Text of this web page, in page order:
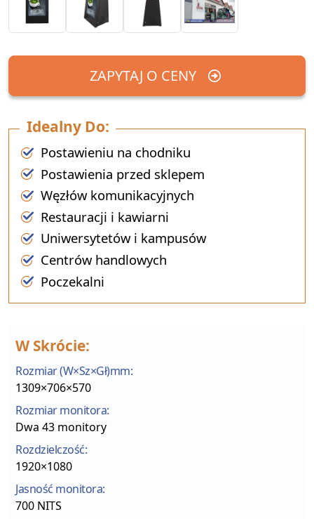
ZAPYTAJ O CENY
Idealny Do:
Postawieniu na chodniku
Postawienia przed sklepem
Węzłów komunikacyjnych
Restauracji i kawiarni
Uniwersytetów i kampusów
Centrów handlowych
Poczekalni
W Skrócie:
Rozmiar (W×Sz×Gł)mm:
1309×706×570
Rozmiar monitora:
Dwa 43 monitory
Rozdzielczość:
1920×1080
Jasność monitora:
700 NITS